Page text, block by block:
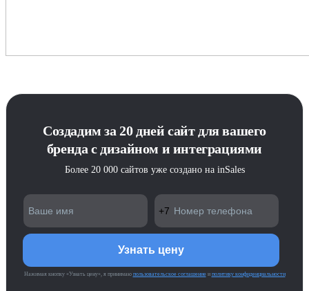
Создадим за 20 дней сайт для вашего
бренда с дизайном и интеграциями
Более 20 000 сайтов уже создано на inSales
Нажимая кнопку «Узнать цену», я принимаю пользовательское соглашениеи политику конфиденциальности